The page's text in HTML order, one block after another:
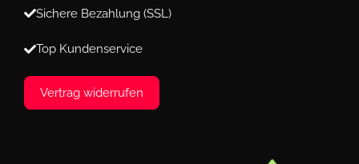
Sichere Bezahlung (SSL)
Top Kundenservice
Vertrag widerrufen